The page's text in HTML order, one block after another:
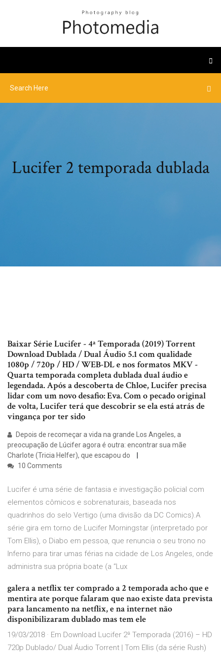
Lucifer 2 temporada dublada
Baixar Série Lucifer - 4ª Temporada (2019) Torrent
Download Dublada / Dual Áudio 5.1 com qualidade
1080p / 720p / HD / WEB-DL e nos formatos MKV -
Quarta temporada completa dublada dual áudio e
legendada. Após a descoberta de Chloe, Lucifer precisa
lidar com um novo desafio: Eva. Com o pecado original
de volta, Lucifer terá que descobrir se ela está atrás de
vingança por ter sido
Depois de recomeçar a vida na grande Los Angeles, a
preocupação de Lúcifer agora é outra: encontrar sua mãe
Charlote (Tricia Helfer), que escapou do
10 Comments
Lucifer é uma série de fantasia e investigação policial com
elementos cômicos e sobrenaturais, baseada nos
quadrinhos do selo Vertigo (uma divisão da DC Comics).A
série gira em torno de Lucifer Morningstar (interpretado por
Tom Ellis), o Diabo em pessoa, que renuncia o seu trono no
Inferno para tirar umas férias na cidade de Los Angeles, onde
administra sua própria boate (a “Lux
galera a netflix ter comprado a 2 temporada acho que e
mentira ate porque falaram que nao existe data prevista
para lancamento na netflix, e na internet não
disponibilizaram dublado mas tem ele
19/03/2018 · Em Download Lucifer 2ª Temporada (2016) – HD
720p Dublado/ Dual Áudio Torrent | Tom Ellis (da série Rush)